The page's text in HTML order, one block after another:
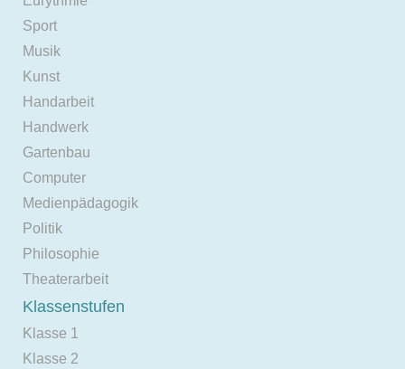
Sport
Musik
Kunst
Handarbeit
Handwerk
Gartenbau
Computer
Medienpädagogik
Politik
Philosophie
Theaterarbeit
Klassenstufen
Klasse 1
Klasse 2